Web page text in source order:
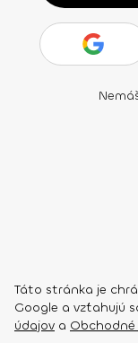
Táto stránka je
Google a vzťahujú
údajov a